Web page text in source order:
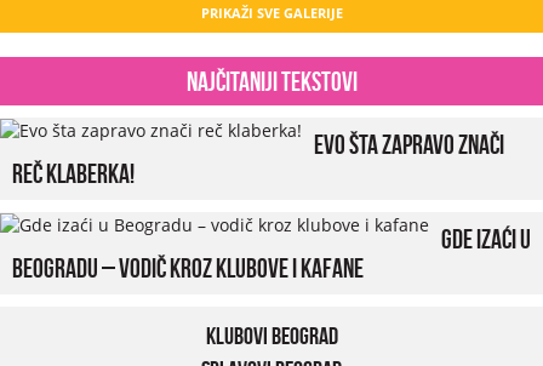
PRIKAŽI SVE GALERIJE
Najčitaniji tekstovi
Evo šta zapravo znači
reč klaberka!
Gde izaći u
Beogradu – vodič kroz klubove i kafane
Klubovi Beograd